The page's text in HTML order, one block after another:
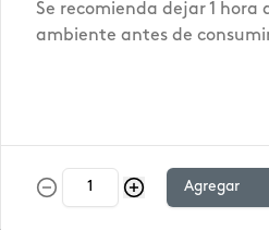
$2.290
Se recomienda dejar 1
ambiente antes de
Agregar